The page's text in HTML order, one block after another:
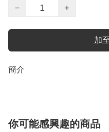
−
+
加
簡介
你可能感興趣的商品